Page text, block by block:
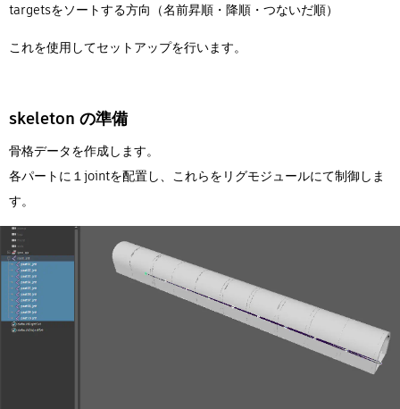
targetsをソートする方向（名前昇順・降順・つないだ順）
これを使用してセットアップを行います。
skeleton の準備
骨格データを作成します。
各パートに１jointを配置し、これらをリグモジュールにて制御しま
す。